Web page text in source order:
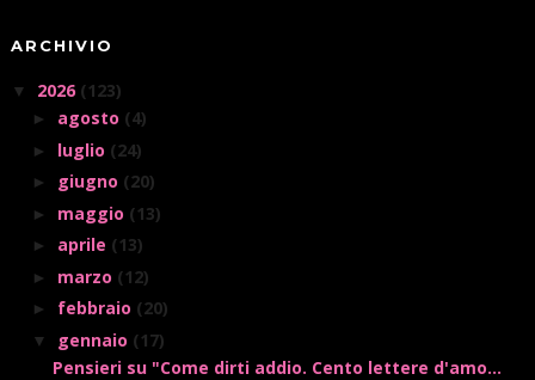
ARCHIVIO
▼ 2026 (123)
► agosto (4)
► luglio (24)
► giugno (20)
► maggio (13)
► aprile (13)
► marzo (12)
► febbraio (20)
▼ gennaio (17)
Pensieri su "Come dirti addio. Cento lettere d'amo...